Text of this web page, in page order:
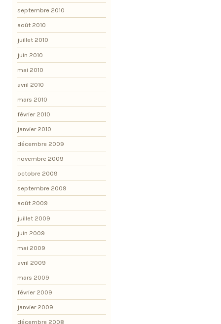
septembre 2010
août 2010
juillet 2010
juin 2010
mai 2010
avril 2010
mars 2010
février 2010
janvier 2010
décembre 2009
novembre 2009
octobre 2009
septembre 2009
août 2009
juillet 2009
juin 2009
mai 2009
avril 2009
mars 2009
février 2009
janvier 2009
décembre 2008